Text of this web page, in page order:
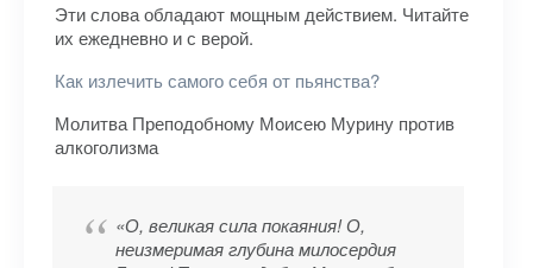
Эти слова обладают мощным действием. Читайте
их ежедневно и с верой.
Как излечить самого себя от пьянства?
Молитва Преподобному Моисею Мурину против
алкоголизма
«О, великая сила покаяния! О,
неизмеримая глубина милосердия